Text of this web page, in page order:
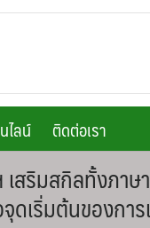
ไลน์ ติดต่อเรา
ริมสกิลทั้งภาษ
เริ่มต้นของการ